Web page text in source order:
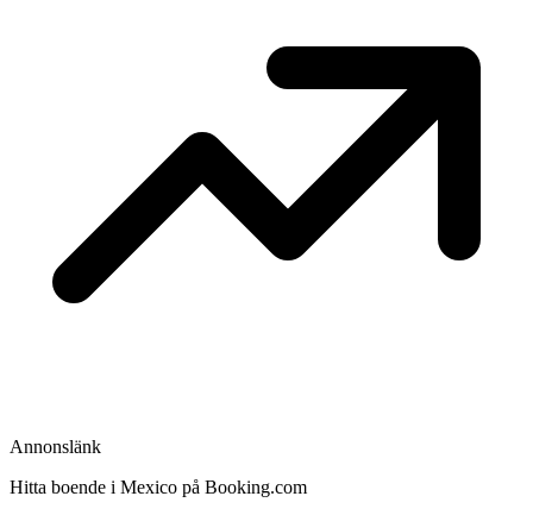
Annonslänk
Hitta boende i Mexico på Booking.com